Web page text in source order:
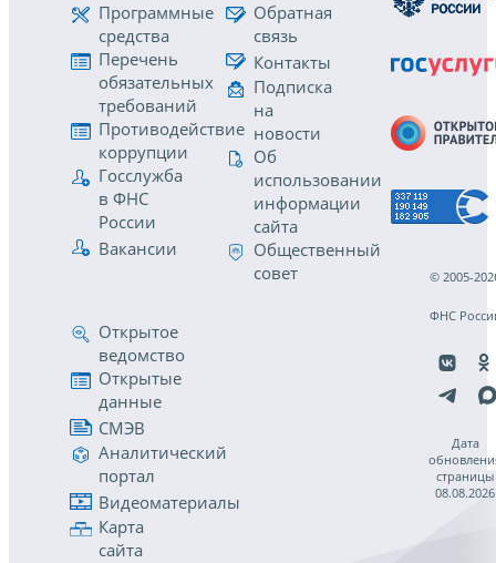
Программные
средства
Перечень
обязательных
требований
Противодействие
коррупции
Госслужба
в ФНС
России
Вакансии
Обратная
связь
Контакты
Подписка
на
новости
Об
использовании
информации
сайта
Общественный
совет
Открытое
ведомство
Открытые
данные
СМЭВ
Аналитический
портал
Видеоматериалы
Карта
сайта
© 2005-
ФНС
Дата
страницы
08.08.2026